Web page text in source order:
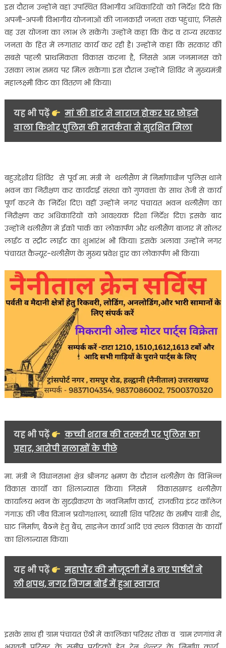
लोगों
की
समस्याएं……
इस दौरान उन्होंने वहां उपस्थित विभागीय अधिकारियों को निर्देश दिये कि
अपनी-अपनी विभागीय योजनाओं की जानकारी जनता तक पहुंचाएं, जिससे
वह उस योजना का लाभ ले सकेंगे। उन्होंने कहा कि केंद्र व राज्य सरकार
जनता के हित में लगातार कार्य कर रही है। उन्होंने कहा कि सरकार की
सबसे पहली प्राथमिकता विकास करना है, जिससे आम जनमानस को
उसका लाभ समय पर मिल सकेगा। इस दौरान उन्होंने शिविर ने मुख्यमंत्री
महालक्ष्मी किट का वितरण भी किया।
यह भी पढ़ें
मां की डांट से नाराज होकर घर छोड़ने
वाला किशोर पुलिस की सतर्कता से सुरक्षित मिला
बहुउद्देशीय शिविर से पूर्व मा. मंत्री ने थलीसैंण में निर्माणाधीन पुलिस थाने
भवन का निरीक्षण कर कार्यदाई संस्था को गुणवत्ता के साथ तेजी से कार्य
पूर्ण करने के निर्देश दिए। वहीं उन्होंने नगर पंचायत भवन थलीसैंण का
निरीक्षण कर अधिकारियों को आवश्यक दिशा निर्देश दिए। इसके बाद
उन्होंने थलीसैंण में ईको पार्क का लोकार्पण और थलीसैंण बाजार में सोलर
लाईट व स्ट्रीट लाईट का शुभारंभ भी किया। इसके अलावा उन्होंने नगर
पंचायत कैन्यूर-थलीसैंण के मुख्य प्रवेश द्वार का लोकार्पण भी किया।
यह भी पढ़ें
कच्ची शराब की तस्करी पर पुलिस का
प्रहार, आरोपी सलाखों के पीछे
मा. मंत्री ने विधानसभा क्षेत्र श्रीनगर भ्रमण के दौरान थलीसैंण के विभिन्न
विकास कार्यों का शिलान्यास किया। जिसमें विकासखण्ड थलीसैंण
कार्यालय भवन के सुदृढ़ीकरण के नवनिर्माण कार्य, राजकीय इंटर कॉलेज
गंगाऊ की जीव विज्ञान प्रयोगशाला, ब्यासी शिव परिसर के समीप यात्री शैड,
घाट निर्माण, बैठने हेतु बैंच, साइनेज कार्य आदि एवं स्थल विकास के कार्यों
का शिलान्यास किया।
यह भी पढ़ें
महापौर की मौजूदगी में 8 नए पार्षदों ने
ली शपथ, नगर निगम बोर्ड में हुआ स्वागत
इसके साथ ही ग्राम पंचायत ऐंठी में कालिंका परिसर तोक व ग्राम रणगांव में